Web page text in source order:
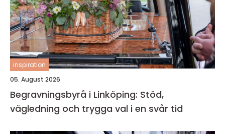
inspiration
05. August 2026
Begravningsbyrå i Linköping: Stöd,
vägledning och trygga val i en svår tid